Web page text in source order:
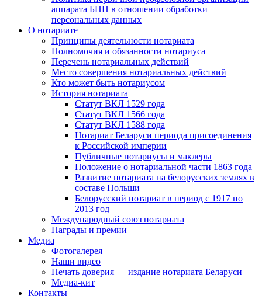
аппарата БНП в отношении обработки
персональных данных
О нотариате
Принципы деятельности нотариата
Полномочия и обязанности нотариуса
Перечень нотариальных действий
Место совершения нотариальных действий
Кто может быть нотариусом
История нотариата
Статут ВКЛ 1529 года
Статут ВКЛ 1566 года
Статут ВКЛ 1588 года
Нотариат Беларуси периода присоединения
к Российской империи
Публичные нотариусы и маклеры
Положение о нотариальной части 1863 года
Развитие нотариата на белорусских землях в
составе Польши
Белорусский нотариат в период с 1917 по
2013 год
Международный союз нотариата
Награды и премии
Медиа
Фотогалерея
Наши видео
Печать доверия — издание нотариата Беларуси
Медиа-кит
Контакты